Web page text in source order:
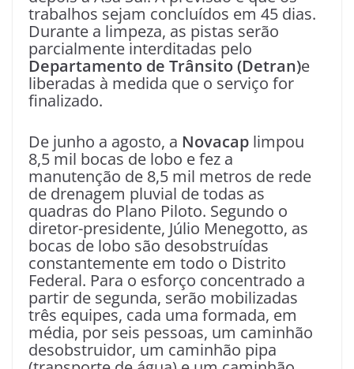
trabalhos sejam concluídos em 45 dias.
Durante a limpeza, as pistas serão
parcialmente interditadas pelo
Departamento de Trânsito (Detran)e
liberadas à medida que o serviço for
finalizado.
De junho a agosto, a Novacap limpou
8,5 mil bocas de lobo e fez a
manutenção de 8,5 mil metros de rede
de drenagem pluvial de todas as
quadras do Plano Piloto. Segundo o
diretor-presidente, Júlio Menegotto, as
bocas de lobo são desobstruídas
constantemente em todo o Distrito
Federal. Para o esforço concentrado a
partir de segunda, serão mobilizadas
três equipes, cada uma formada, em
média, por seis pessoas, um caminhão
desobstruidor, um caminhão pipa